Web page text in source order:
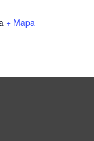
+ Mapa